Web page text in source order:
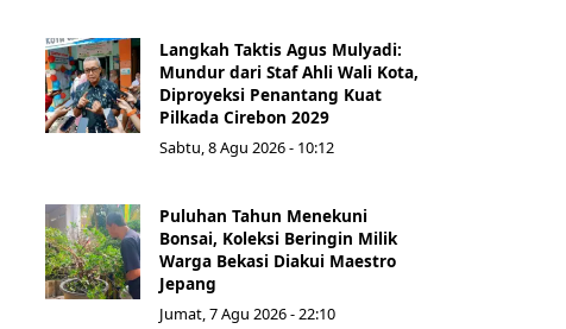
Langkah Taktis Agus Mulyadi:
Mundur dari Staf Ahli Wali Kota,
Diproyeksi Penantang Kuat
Pilkada Cirebon 2029
Sabtu, 8 Agu 2026 - 10:12
Puluhan Tahun Menekuni
Bonsai, Koleksi Beringin Milik
Warga Bekasi Diakui Maestro
Jepang
Jumat, 7 Agu 2026 - 22:10